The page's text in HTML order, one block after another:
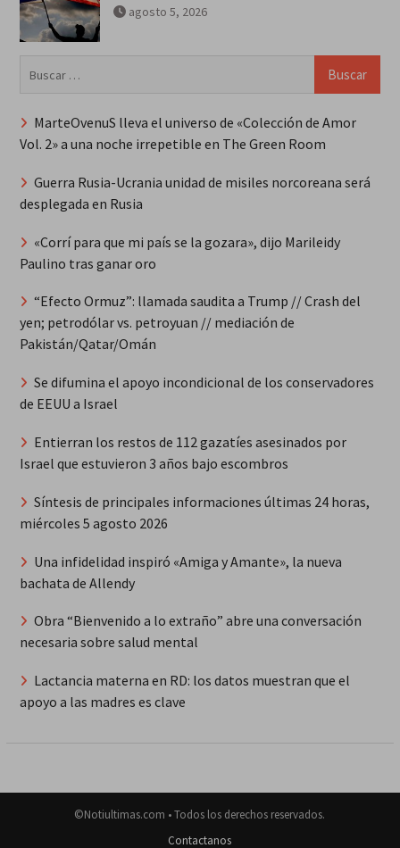
agosto 5, 2026
MarteOvenuS lleva el universo de «Colección de Amor
Vol. 2» a una noche irrepetible en The Green Room
Guerra Rusia-Ucrania unidad de misiles norcoreana será
desplegada en Rusia
«Corrí para que mi país se la gozara», dijo Marileidy
Paulino tras ganar oro
“Efecto Ormuz”: llamada saudita a Trump // Crash del
yen; petrodólar vs. petroyuan // mediación de
Pakistán/Qatar/Omán
Se difumina el apoyo incondicional de los conservadores
de EEUU a Israel
Entierran los restos de 112 gazatíes asesinados por
Israel que estuvieron 3 años bajo escombros
Síntesis de principales informaciones últimas 24 horas,
miércoles 5 agosto 2026
Una infidelidad inspiró «Amiga y Amante», la nueva
bachata de Allendy
Obra “Bienvenido a lo extraño” abre una conversación
necesaria sobre salud mental
Lactancia materna en RD: los datos muestran que el
apoyo a las madres es clave
©Notiultimas.com • Todos los derechos reservados.
Contactanos